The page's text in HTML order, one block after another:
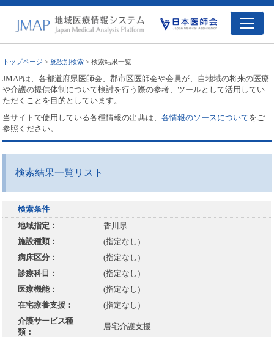
トップページ >施設別検索 > 検索結果一覧
JMAPは、各都道府県医師会、郡市区医師会や会員が、自地域の将来の医療
や介護の提供体制について検討を行う際の参考、ツールとして活用してい
ただくことを目的としています。
当サイトで使用している各種情報の出典は、各情報のソースについてをご
参照ください。
検索結果一覧リスト
検索条件
地域指定：
香川県
施設種類：
(指定なし)
病床区分：
(指定なし)
診療科目：
(指定なし)
医療機能：
(指定なし)
在宅療養支援：
(指定なし)
介護サービス種
類：
居宅介護支援